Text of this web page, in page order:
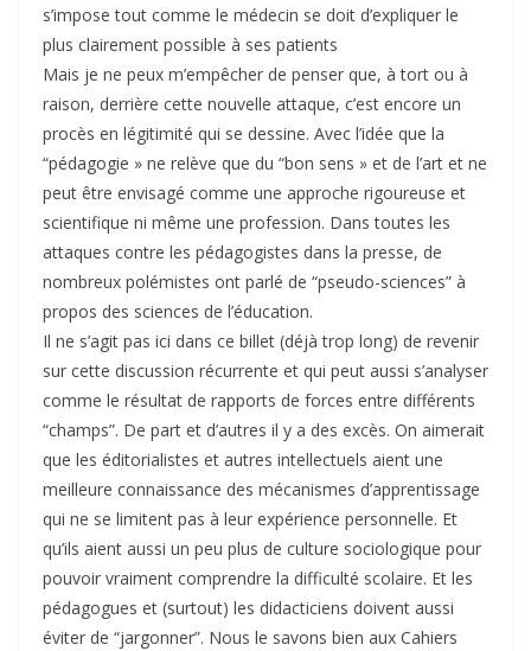
s’impose tout comme le médecin se doit d’expliquer le
plus clairement possible à ses patients
Mais je ne peux m’empêcher de penser que, à tort ou à
raison, derrière cette nouvelle attaque, c’est encore un
procès en légitimité qui se dessine. Avec l’idée que la
“pédagogie » ne relève que du “bon sens » et de l’art et ne
peut être envisagé comme une approche rigoureuse et
scientifique ni même une profession. Dans toutes les
attaques contre les pédagogistes dans la presse, de
nombreux polémistes ont parlé de “pseudo-sciences” à
propos des sciences de l’éducation.
Il ne s’agit pas ici dans ce billet (déjà trop long) de revenir
sur cette discussion récurrente et qui peut aussi s’analyser
comme le résultat de rapports de forces entre différents
“champs”. De part et d’autres il y a des excès. On aimerait
que les éditorialistes et autres intellectuels aient une
meilleure connaissance des mécanismes d’apprentissage
qui ne se limitent pas à leur expérience personnelle. Et
qu’ils aient aussi un peu plus de culture sociologique pour
pouvoir vraiment comprendre la difficulté scolaire. Et les
pédagogues et (surtout) les didacticiens doivent aussi
éviter de “jargonner”. Nous le savons bien aux Cahiers